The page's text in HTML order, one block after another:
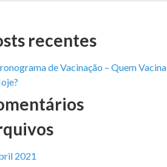
recentes
de Vacinação – Quem Vacina
2021